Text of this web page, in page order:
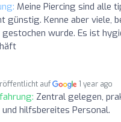
Meine Piercing sind alle
günstig. Kenne aber viele,
wurde. Es ist
auf 1 year ago
Zentral gelegen,
hilfsbereites Personal.